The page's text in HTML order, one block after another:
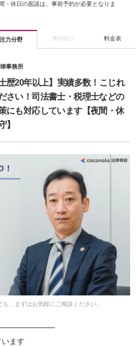
・休日の面談は、事前予約が必要となりま
注力分野 事例紹介 料金表
事務所
歴20年以上】実績多数！こじれ
さい！司法書士・税理士などの
にも対応しています【夜間・休
】
、まずはお気軽にご相談ください。
ます